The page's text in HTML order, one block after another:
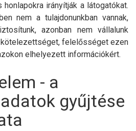
irányítják a látogatókat.
nem a tulajdonunkban vannak,
azonban nem vállalunk
felelősséget ezen
elhelyezett információkért.
- a
gyűjtése